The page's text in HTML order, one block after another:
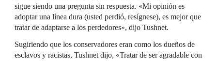
sigue siendo una pregunta sin respuesta. «Mi opinión es
adoptar una línea dura (usted perdió, resígnese), es mejor que
tratar de adaptarse a los perdedores», dijo Tushnet.
Sugiriendo que los conservadores eran como los dueños de
esclavos y racistas, Tushnet dijo, «Tratar de ser agradable con